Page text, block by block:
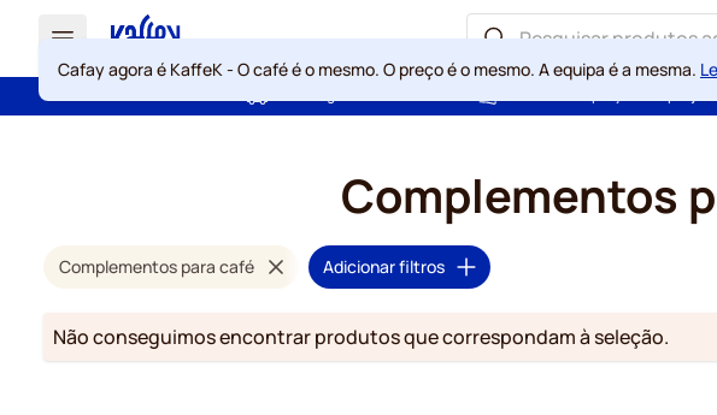
Cafay agora é KaffeK - O café é o mesmo. O preço é o mesmo. A equipa é a mesma.
Complementos
Complementos para café Adicionar filtros
Não conseguimos encontrar produtos que correspondam à seleção.